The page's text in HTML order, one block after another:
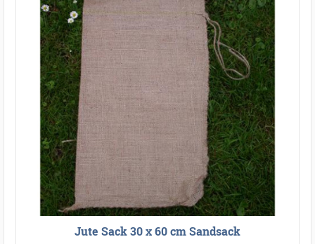
Jute Sack 30 x 60 cm Sandsack